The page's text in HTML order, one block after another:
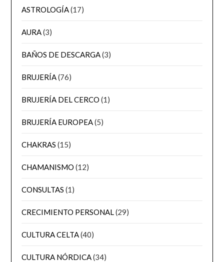
ASTROLOGÍA(17)
AURA(3)
BAÑOS DE DESCARGA(3)
BRUJERÍA(76)
BRUJERÍA DEL CERCO (1)
BRUJERÍA EUROPEA(5)
CHAKRAS (15)
CHAMANISMO (12)
CONSULTAS (1)
CRECIMIENTO PERSONAL(29)
CULTURA CELTA(40)
CULTURA NÓRDICA(34)